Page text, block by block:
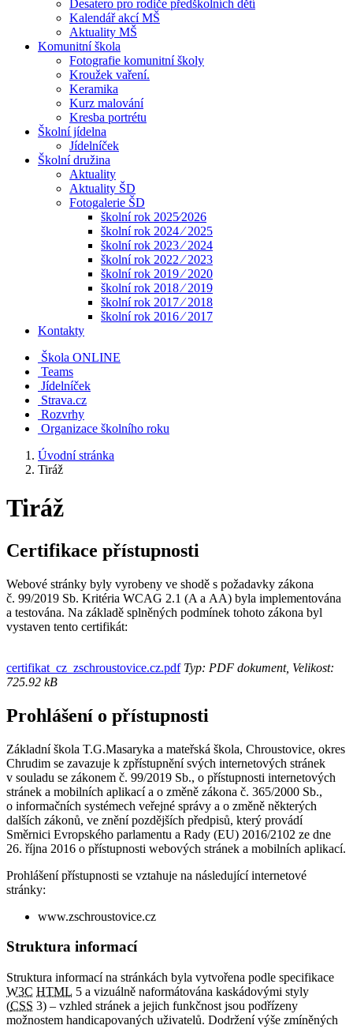
Desatero pro rodiče předškolních dětí
Kalendář akcí MŠ
Aktuality MŠ
Komunitní škola
Fotografie komunitní školy
Kroužek vaření.
Keramika
Kurz malování
Kresba portrétu
Školní jídelna
Jídelníček
Školní družina
Aktuality
Aktuality ŠD
Fotogalerie ŠD
školní rok 2025⁄2026
školní rok 2024 ⁄ 2025
školní rok 2023 ⁄ 2024
školní rok 2022 ⁄ 2023
školní rok 2019 ⁄ 2020
školní rok 2018 ⁄ 2019
školní rok 2017 ⁄ 2018
školní rok 2016 ⁄ 2017
Kontakty
Škola ONLINE
Teams
Jídelníček
Strava.cz
Rozvrhy
Organizace školního roku
Úvodní stránka
Tiráž
Tiráž
Certifikace přístupnosti
Webové stránky byly vyrobeny ve shodě s požadavky zákona
č. 99/2019 Sb. Kritéria WCAG 2.1 (A a AA) byla implementována
a testována. Na základě splněných podmínek tohoto zákona byl
vystaven tento certifikát:
certifikat_cz_zschroustovice.cz.pdfTyp: PDF dokument, Velikost:
725.92 kB
Prohlášení o přístupnosti
Základní škola T.G.Masaryka a mateřská škola, Chroustovice, okres
Chrudim se zavazuje k zpřístupnění svých internetových stránek
v souladu se zákonem č. 99/2019 Sb., o přístupnosti internetových
stránek a mobilních aplikací a o změně zákona č. 365/2000 Sb.,
o informačních systémech veřejné správy a o změně některých
dalších zákonů, ve znění pozdějších předpisů, který provádí
Směrnici Evropského parlamentu a Rady (EU) 2016/2102 ze dne
26. října 2016 o přístupnosti webových stránek a mobilních aplikací.
Prohlášení přístupnosti se vztahuje na následující internetové
stránky:
www.zschroustovice.cz
Struktura informací
Struktura informací na stránkách byla vytvořena podle specifikace
W3C HTML 5 a vizuálně naformátována kaskádovými styly
(CSS 3) – vzhled stránek a jejich funkčnost jsou podřízeny
možnostem handicapovaných uživatelů. Dodržení výše zmíněných